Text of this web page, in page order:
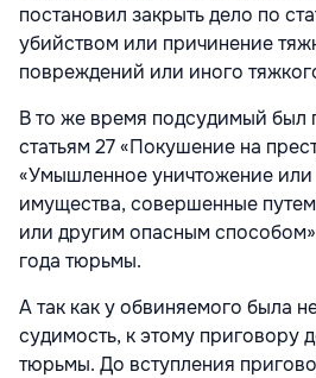
постановил закрыть дело по
убийством или причинение
повреждений или иного
В то же время подсудимый был
статьям 27 «Покушение на
«Умышленное уничтожение
имущества, совершенные
или другим опасным
года тюрьмы.
А так как у обвиняемого была
судимость, к этому приговору
тюрьмы. До вступления